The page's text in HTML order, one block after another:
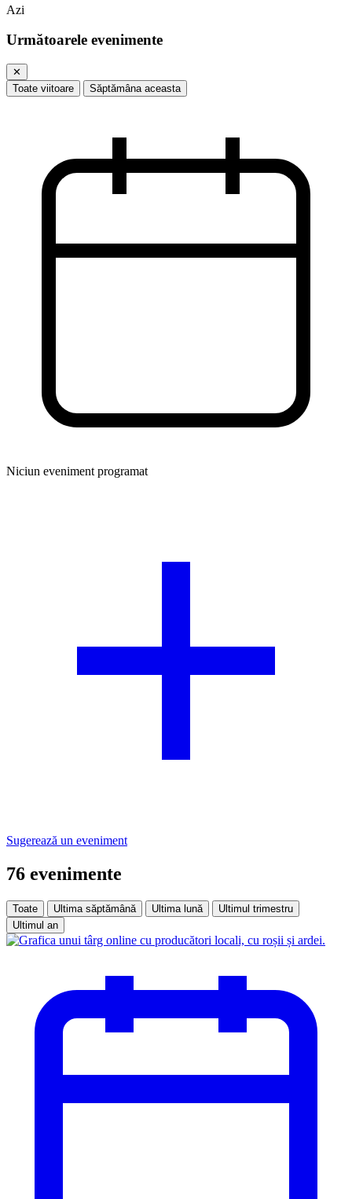
Azi
Următoarele evenimente
✕
Toate viitoare
Săptămâna aceasta
Niciun eveniment programat
Sugerează un eveniment
76 evenimente
Toate Ultima săptămână Ultima lună
Ultimul trimestru
Ultimul an